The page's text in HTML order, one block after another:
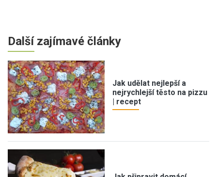
Další zajímavé články
Jak udělat nejlepší a
nejrychlejší těsto na pizzu
| recept